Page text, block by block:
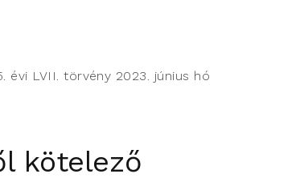
évi LVII. törvény 2023. június hó
kötelező